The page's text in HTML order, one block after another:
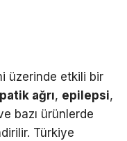
üzerinde etkili bir
ağrı, epilepsi,
bazı ürünlerde
Türkiye